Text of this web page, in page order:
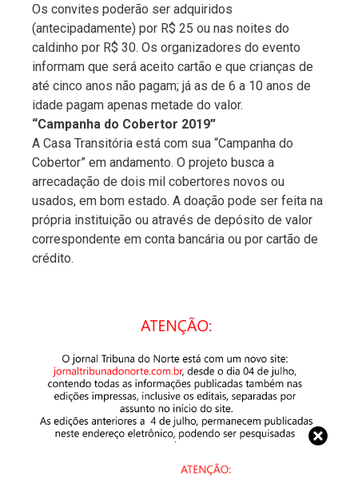
Os convites poderão ser adquiridos
(antecipadamente) por R$ 25 ou nas noites do
caldinho por R$ 30. Os organizadores do evento
informam que será aceito cartão e que crianças de
até cinco anos não pagam; já as de 6 a 10 anos de
idade pagam apenas metade do valor.
“Campanha do Cobertor 2019”
A Casa Transitória está com sua “Campanha do
Cobertor” em andamento. O projeto busca a
arrecadação de dois mil cobertores novos ou
usados, em bom estado. A doação pode ser feita na
própria instituição ou através de depósito de valor
correspondente em conta bancária ou por cartão de
crédito.